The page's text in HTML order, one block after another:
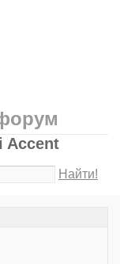
Accent
Найти!